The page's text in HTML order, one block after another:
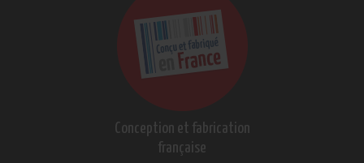
Conception et fabrication
française